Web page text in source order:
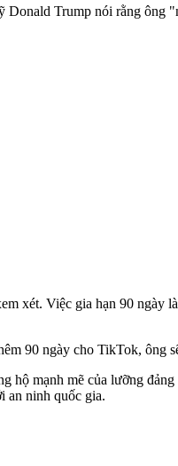
Trump nói rằng ông
xét. Việc gia hạn 90
90 ngày cho TikTok, ông
hộ mạnh mẽ của lưỡng
an ninh quốc gia.